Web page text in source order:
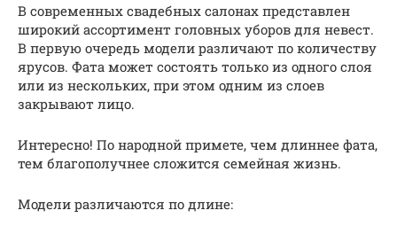
В современных свадебных салонах представлен
широкий ассортимент головных уборов для невест.
В первую очередь модели различают по количеству
ярусов. Фата может состоять только из одного слоя
или из нескольких, при этом одним из слоев
закрывают лицо.
Интересно! По народной примете, чем длиннее фата,
тем благополучнее сложится семейная жизнь.
Модели различаются по длине: